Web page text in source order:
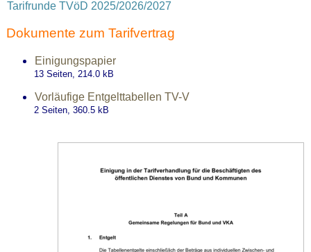
Tarifrunde TVöD 2025/2026/2027
Dokumente zum Tarifvertrag
Einigungspapier
13 Seiten, 214.0 kB
Vorläufige Entgelttabellen TV-V
2 Seiten, 360.5 kB